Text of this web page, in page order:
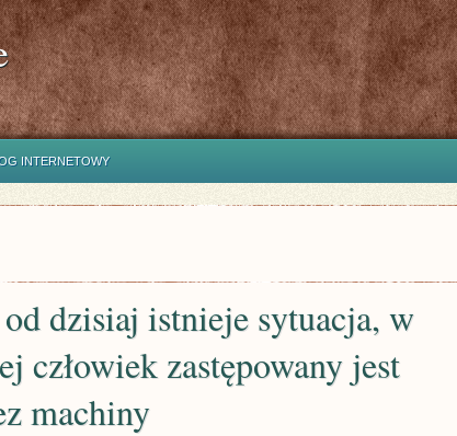
INTERNETOWY
dzisiaj istnieje sytuacja, w
człowiek zastępowany jest
machiny